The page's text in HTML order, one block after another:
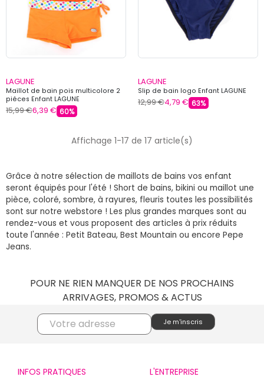
LAGUNE
Maillot de bain pois multicolore 2
piéces Enfant LAGUNE
15,99 €6,39 € 60%
LAGUNE
Slip de bain logo Enfant LAGUNE
12,99 €4,79 € 63%
Affichage 1-17 de 17 article(s)
Grâce à notre sélection de maillots de bains vos enfant
seront équipés pour l'été ! Short de bains, bikini ou maillot une
pièce, coloré, sombre, à rayures, fleuris toutes les possibilités
sont sur notre webstore ! Les plus grandes marques sont au
rendez-vous et vous proposent des articles à prix réduits
toute l'année : Petit Bateau, Best Mountain ou encore Pepe
Jeans.
POUR NE RIEN MANQUER DE NOS PROCHAINS
ARRIVAGES, PROMOS & ACTUS
INFOS PRATIQUES L'ENTREPRISE